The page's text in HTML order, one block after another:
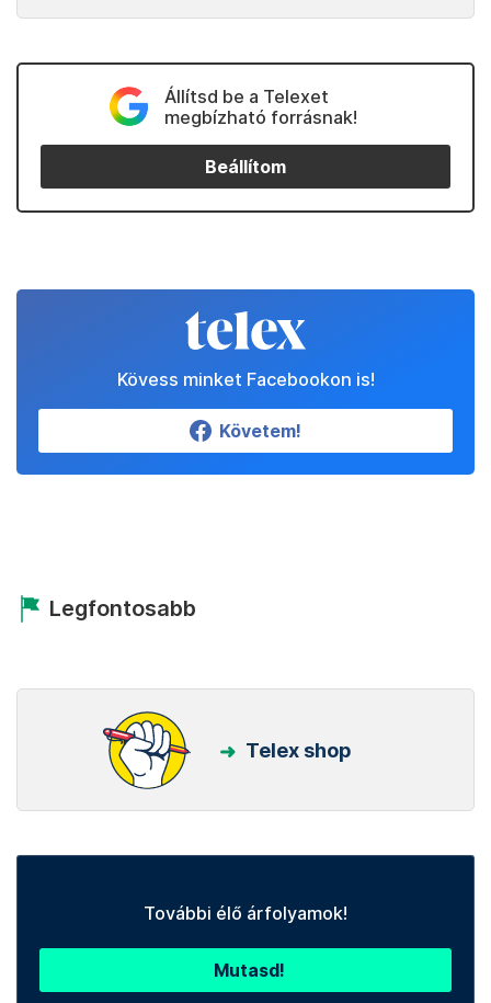
Állítsd be a Telexet
megbízható forrásnak!
Beállítom
Kövess minket Facebookon is!
Követem!
Legfontosabb
Telex shop
További élő árfolyamok!
Mutasd!